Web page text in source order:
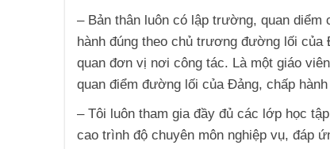
– Bản thân luôn có lập trường, quan
hành đúng theo chủ trương đường lối
quan đơn vị nơi công tác. Là một giáo
quan điểm đường lối của Đảng, chấp
– Tôi luôn tham gia đầy đủ các lớp học
cao trình độ chuyên môn nghiệp vụ, đáp